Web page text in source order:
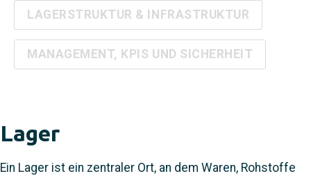
LAGERSTRUKTUR & INFRASTRUKTUR
MANAGEMENT, KPIS UND SICHERHEIT
Lager
Ein Lager ist ein zentraler Ort, an dem Waren, Rohstoffe